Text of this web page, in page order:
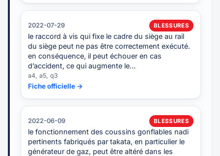
2022-07-29 BLESSURES
le raccord à vis qui fixe le cadre du siège au rail
du siège peut ne pas être correctement exécuté.
en conséquence, il peut échouer en cas
d’accident, ce qui augmente le…
a4, a5, q3
Fiche officielle →
2022-06-09 BLESSURES
le fonctionnement des coussins gonflables nadi
pertinents fabriqués par takata, en particulier le
générateur de gaz, peut être altéré dans les